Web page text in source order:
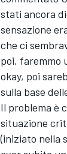
stati ancora
sensazione
che ci
poi, faremmo
okay, poi
sulla base
Il problema è
situazione
(iniziato nella